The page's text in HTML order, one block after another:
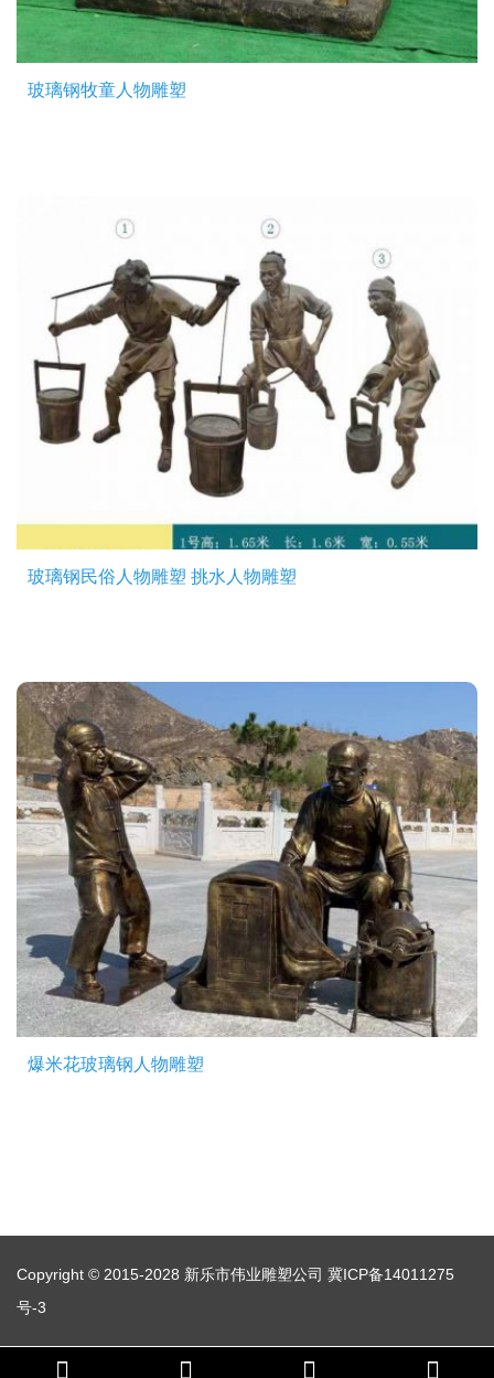
玻璃钢牧童人物雕塑
玻璃钢民俗人物雕塑 挑水人物雕塑
爆米花玻璃钢人物雕塑
Copyright © 2015-2028 新乐市伟业雕塑公司 冀ICP备14011275
号-3